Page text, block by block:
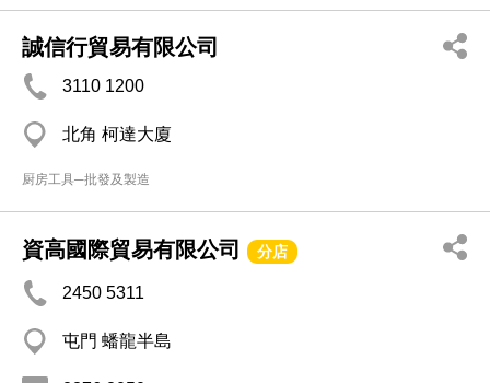
誠信行貿易有限公司
3110 1200
北角 柯達大廈
厨房工具─批發及製造
資高國際貿易有限公司 分店
2450 5311
屯門 蟠龍半島